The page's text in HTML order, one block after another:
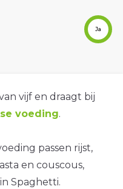
Ja
vijf en draagt bij
voeding.
passen rijst,
en couscous,
Spaghetti.